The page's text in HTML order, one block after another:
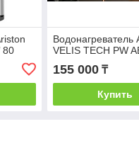
80
Водонагреватель
VELIS TECH PW
155 000₸
Купить